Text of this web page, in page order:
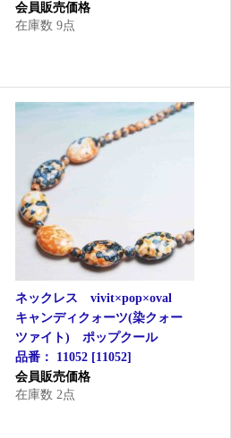
会員販売価格
在庫数 9点
ネックレス vivit×pop×oval
キャンディクォーツ(染クォー
ツァイト) ポップクール
品番： 11052 [11052]
会員販売価格
在庫数 2点